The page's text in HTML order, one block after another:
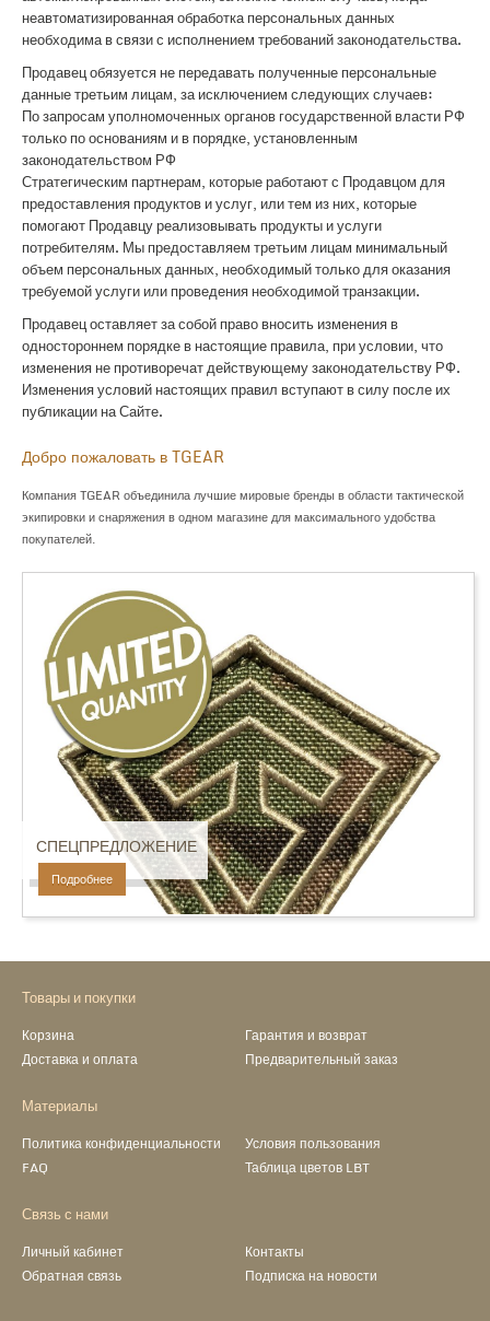
неавтоматизированная обработка персональных данных
необходима в связи с исполнением требований законодательства.
Продавец обязуется не передавать полученные персональные
данные третьим лицам, за исключением следующих случаев:
По запросам уполномоченных органов государственной власти РФ
только по основаниям и в порядке, установленным
законодательством РФ
Стратегическим партнерам, которые работают с Продавцом для
предоставления продуктов и услуг, или тем из них, которые
помогают Продавцу реализовывать продукты и услуги
потребителям. Мы предоставляем третьим лицам минимальный
объем персональных данных, необходимый только для оказания
требуемой услуги или проведения необходимой транзакции.
Продавец оставляет за собой право вносить изменения в
одностороннем порядке в настоящие правила, при условии, что
изменения не противоречат действующему законодательству РФ.
Изменения условий настоящих правил вступают в силу после их
публикации на Сайте.
Добро пожаловать в TGEAR
Компания TGEAR объединила лучшие мировые бренды в области тактической
экипировки и снаряжения в одном магазине для максимального удобства
покупателей.
СПЕЦПРЕДЛОЖЕНИЕ
Подробнее
Товары и покупки
Корзина
Гарантия и возврат
Доставка и оплата
Предварительный заказ
Материалы
Политика конфиденциальности
Условия пользования
FAQ
Таблица цветов LBT
Связь с нами
Личный кабинет
Контакты
Обратная связь
Подписка на новости